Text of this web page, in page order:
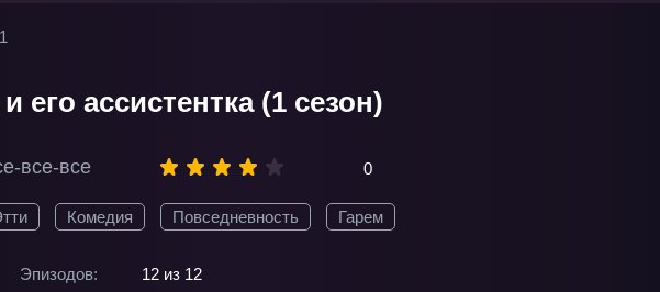
его ассистентка (1 сезон)
все-все 0
Комедия Повседневность Гарем
Эпизодов:
12 из 12